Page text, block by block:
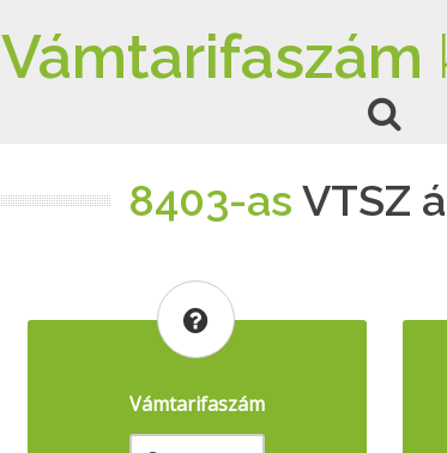
Vámtarifaszám
8403-as VTSZ
Vámtarifaszám